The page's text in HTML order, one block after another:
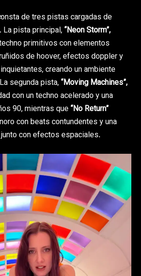
onsta de tres pistas cargadas de
pista principal,“Neon Storm”,
primitivos con elementos
de hoover, efectos doppler y
creando un ambiente
segunda pista,“Moving Machines”,
con un techno acelerado y una
90, mientras que“No Return”
con beats contundentes y una
con efectos espaciales.